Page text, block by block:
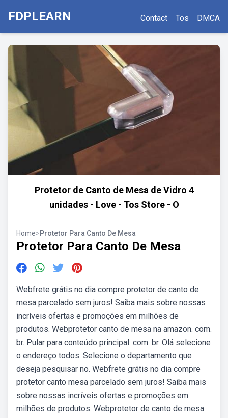
FDPLEARN Contact Tos DMCA
Protetor de Canto de Mesa de Vidro 4
unidades - Love - Tos Store - O
Home>Protetor Para Canto De Mesa
Protetor Para Canto De Mesa
Webfrete grátis no dia compre protetor de canto de
mesa parcelado sem juros! Saiba mais sobre nossas
incríveis ofertas e promoções em milhões de
produtos. Webprotetor canto de mesa na amazon. com.
br. Pular para conteúdo principal. com. br. Olá selecione
o endereço todos. Selecione o departamento que
deseja pesquisar no. Webfrete grátis no dia compre
protetor canto mesa parcelado sem juros! Saiba mais
sobre nossas incríveis ofertas e promoções em
milhões de produtos. Webprotetor de canto de mesa